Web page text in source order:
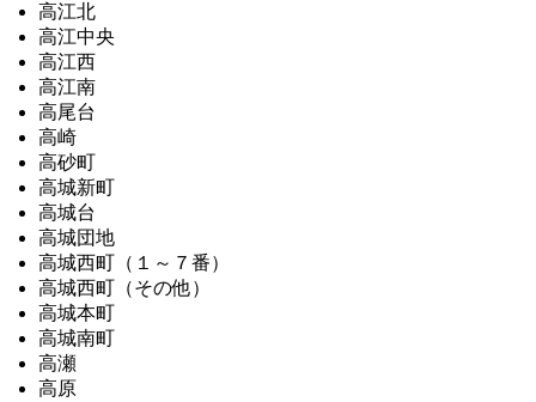
高江北
高江中央
高江西
高江南
高尾台
高崎
高砂町
高城新町
高城台
高城団地
高城西町（１～７番）
高城西町（その他）
高城本町
高城南町
高瀬
高原